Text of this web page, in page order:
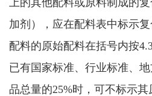
上的其他配料或原料制 成的
加剂），应在配料表中标示
配料的原始配料在括号内按
已有国家标准、行业标准、
品总量的25%时， 可不标示其